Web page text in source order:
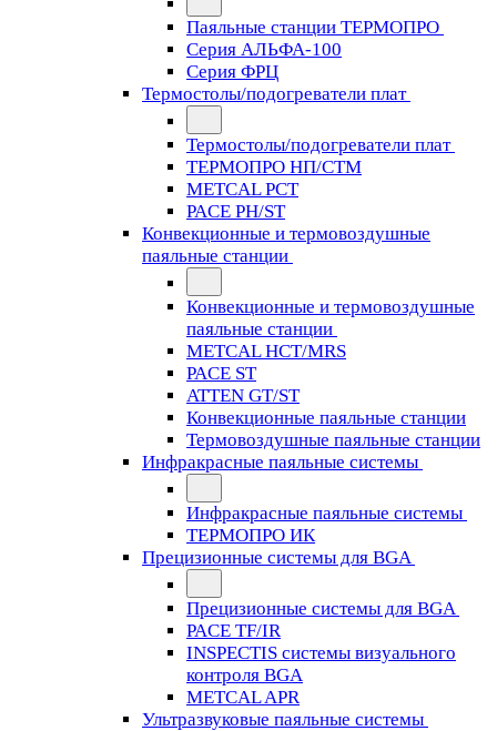
Паяльные станции ТЕРМОПРО
Серия АЛЬФА-100
Серия ФРЦ
Термостолы/подогреватели плат
Термостолы/подогреватели плат
ТЕРМОПРО НП/СТМ
METCAL PCT
PACE PH/ST
Конвекционные и термовоздушные
паяльные станции
Конвекционные и термовоздушные
паяльные станции
METCAL HCT/MRS
PACE ST
ATTEN GT/ST
Конвекционные паяльные станции
Термовоздушные паяльные станции
Инфракрасные паяльные системы
Инфракрасные паяльные системы
ТЕРМОПРО ИК
Прецизионные системы для BGA
Прецизионные системы для BGA
PACE TF/IR
INSPECTIS системы визуального
контроля BGA
METCAL APR
Ультразвуковые паяльные системы